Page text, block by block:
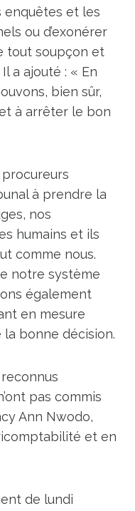
et les
ou d’exonérer
tout soupçon et
a ajouté : « En
bien sûr,
à arrêter le bon
à prendre la
nos
humains et ils
comme nous.
notre système
également
en mesure
la bonne décision.
pas commis
Ann Nwodo,
et en
de lundi